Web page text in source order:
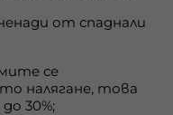
от спаднали
се
налягане, това
30%;